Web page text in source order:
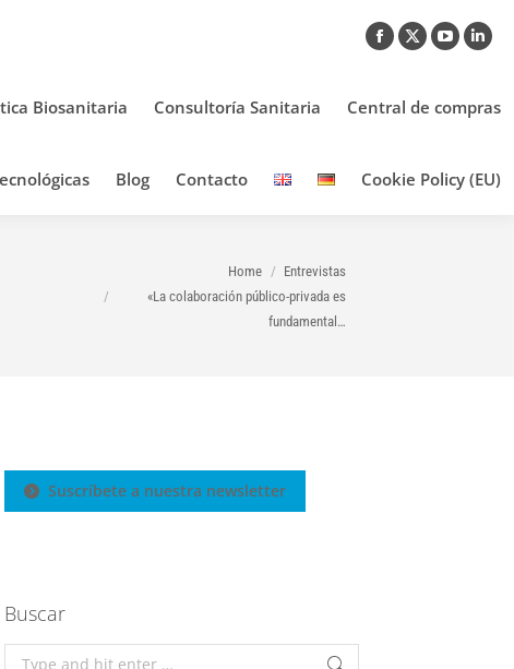
Facebook
opens
window
X
opens
window
opens
window
Biosanitaria Consultoría Sanitaria Central de compras
Blog Contacto Cookie Policy (EU)
Home
Entrevistas
«La colaboración público-privada es
fundamental…
Suscríbete a nuestra newsletter
Buscar
Search: